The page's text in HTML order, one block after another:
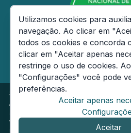
Secretaria de Estado da Fazenda
Av André Araújo, 150 - Aleixo - CEP:
a Sexta das 08h às
14h
Utilizamos cookies para
navegação. Ao clicar em
todos os cookies e concorda
clicar em "Aceitar apenas
restringe o uso de cookies.
"Configurações" você pode
preferências.
Aceitar apenas
Aceitar